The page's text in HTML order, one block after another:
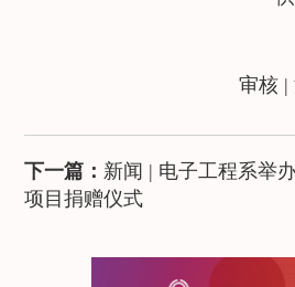
审核 |
下一篇： 新闻 | 电子工程系举
项目捐赠仪式